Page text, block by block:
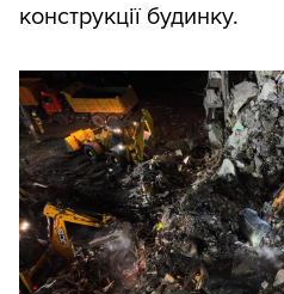
конструкції будинку.